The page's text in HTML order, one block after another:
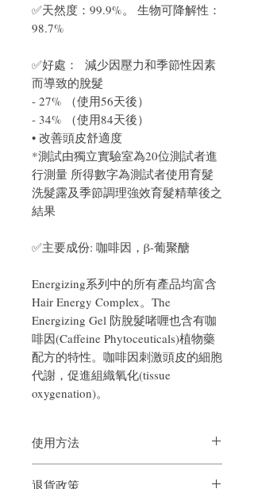
✅天然度：99.9%。 生物可降解性：
98.7%
✅好處： 減少因壓力和季節性因素
而導致的脫髮
- 27% （使用56天後）
- 34% （使用84天後）
• 改善頭皮舒適度
*測試由獨立實驗室為20位測試者進
行測量 所得數字為測試者使用育髮
洗髮露及季節調理強效育髮精華後之
結果
✅主要成份: 咖啡因，β-葡聚醣
Energizing系列中的所有產品均富含
Hair Energy Complex。The
Energizing Gel 防脫髮啫喱也含有咖
啡因(Caffeine Phytoceuticals)植物藥
配方的特性。咖啡因刺激頭皮的細胞
代謝，促進組織氧化(tissue
oxygenation)。
使用方法
沖水
退貨政策